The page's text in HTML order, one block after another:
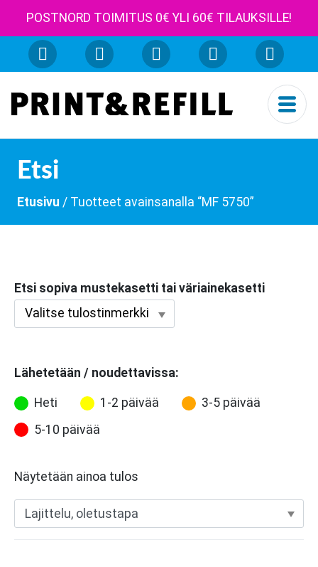
POSTNORD TOIMITUS 0€ YLI 60€ TILAUKSILLE!
Etsi
Etusivu / Tuotteet avainsanalla “MF 5750”
Etsi sopiva mustekasetti tai väriainekasetti
Lähetetään / noudettavissa:
Heti 1-2 päivää
3-5 päivää
5-10 päivää
Näytetään ainoa tulos